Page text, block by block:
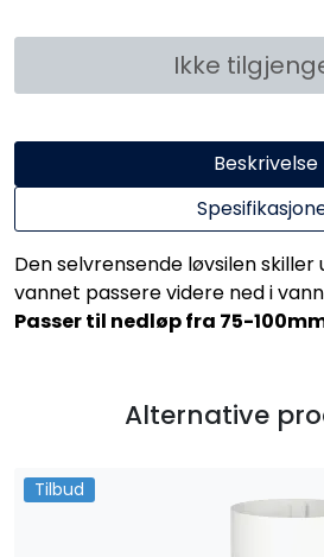
Ikke
Beskrivelse
Den selvrensende løvsilen
vannet passere videre ned i
Passer til nedløp fra 75-
Alternative
Tilbud